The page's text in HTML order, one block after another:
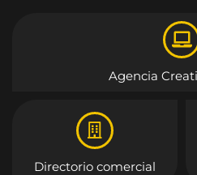
Agencia
Directorio comercial